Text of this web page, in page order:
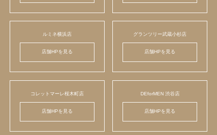
ルミネ横浜店
店舗HPを見る
グランツリー武蔵小杉店
店舗HPを見る
コレットマーレ桜木町店
店舗HPを見る
DEforMEN 渋谷店
店舗HPを見る